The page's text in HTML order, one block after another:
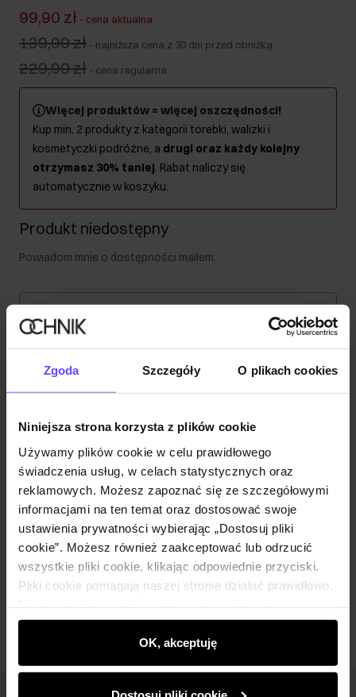
Zgoda Szczegóły O plikach cookies
Niniejsza strona korzysta z plików cookie
Używamy plików cookie w celu prawidłowego
świadczenia usług, w celach statystycznych oraz
reklamowych. Możesz zapoznać się ze szczegółowymi
informacjami na ten temat oraz dostosować swoje
ustawienia prywatności wybierając „Dostosuj pliki
cookie”. Możesz również zaakceptować lub odrzucić
wszystkie pliki cookie, klikając odpowiednie przyciski.
Pliki cookie pomagają naszej stronie działać prawidłowo.
wyświetlać im dopasowane do ich preferencji treści,
rekomendacje oraz komunikaty reklamowe informujące o
najnowszych promocjach w e-sklepie. Informacje o tym,
OK, akceptuję
99,90 zł - cena aktualna
139,90 zł - najniższa cena z 30 dni przed obniżką
229,90 zł - cena regularna
Więcej produktów = więcej oszczędności!
Kup min. 2 produkty z kategorii torebki, walizki i
kosmetyczki podróżne, a drugi oraz każdy kolejny
otrzymasz 30% taniej. Rabat naliczy się
automatycznie w koszyku.
Produkt niedostępny
Powiadom mnie o dostępności mailem.
Powiadom o dostępności
Opis produktu
Szczegóły
Skład i wymiary
Opinie